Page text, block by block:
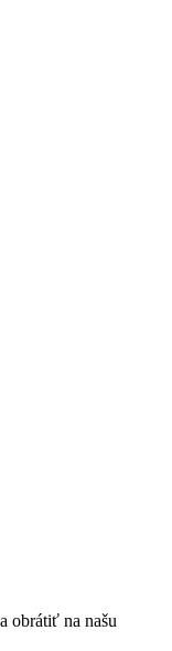
obrátiť na našu